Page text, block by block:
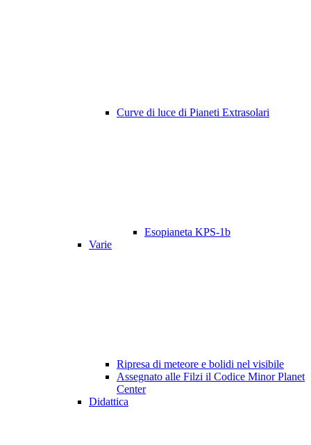
Curve di luce di Pianeti Extrasolari
Esopianeta KPS-1b
Varie
Ripresa di meteore e bolidi nel visibile
Assegnato alle Filzi il Codice Minor Planet
Center
Didattica